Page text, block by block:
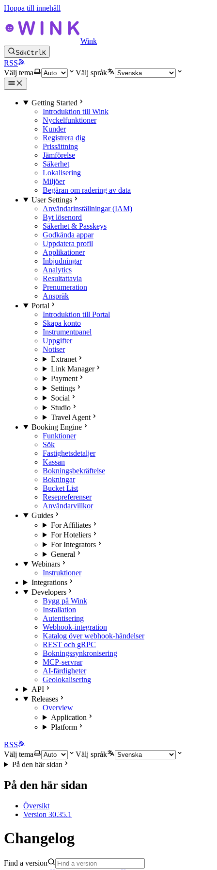
Hoppa till innehåll
Wink
SökCtrlK
RSS
Välj tema
Välj språk
Getting Started
Introduktion till Wink
Nyckelfunktioner
Kunder
Registrera dig
Prissättning
Jämförelse
Säkerhet
Lokalisering
Miljöer
Begäran om radering av data
User Settings
Användarinställningar (IAM)
Byt lösenord
Säkerhet & Passkeys
Godkända appar
Uppdatera profil
Applikationer
Inbjudningar
Analytics
Resultattavla
Prenumeration
Anspråk
Portal
Introduktion till Portal
Skapa konto
Instrumentpanel
Uppgifter
Notiser
Extranet
Link Manager
Payment
Settings
Social
Studio
Travel Agent
Booking Engine
Funktioner
Sök
Fastighetsdetaljer
Kassan
Bokningsbekräftelse
Bokningar
Bucket List
Resepreferenser
Användarvillkor
Guides
For Affiliates
For Hoteliers
For Integrators
General
Webinars
Instruktioner
Integrations
Developers
Bygg på Wink
Installation
Autentisering
Webhook-integration
Katalog över webhook-händelser
REST och gRPC
Bokningssynkronisering
MCP-servrar
AI-färdigheter
Geolokalisering
API
Releases
Overview
Application
Platform
RSS
Välj tema
Välj språk
På den här sidan
På den här sidan
Översikt
Version 30.35.1
Changelog
Find a version